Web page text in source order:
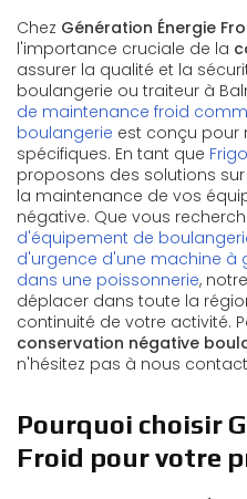
Chez Génération Énergie
l'importance cruciale de la
assurer la qualité et la
boulangerie ou traiteur à
de maintenance froid
boulangerie est conçu pour
spécifiques. En tant que
proposons des solutions
la maintenance de vos
négative. Que vous
d'équipement de
d'urgence d'une machine à
dans une poissonnerie,
déplacer dans toute la
continuité de votre activité.
conservation négative
n'hésitez pas à nous
Pourquoi choisir
Froid pour votre